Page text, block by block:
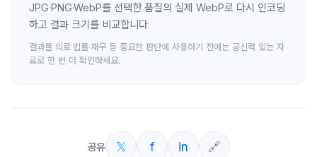
JPG·PNG·WebP를 선택한 품질의 실제 WebP로 다시 인코딩
하고 결과 크기를 비교합니다.
결과를 의료·법률·재무 등 중요한 판단에 사용하기 전에는 공신력 있는 자
료로 한 번 더 확인하세요.
공유 𝕏 f in 🔗